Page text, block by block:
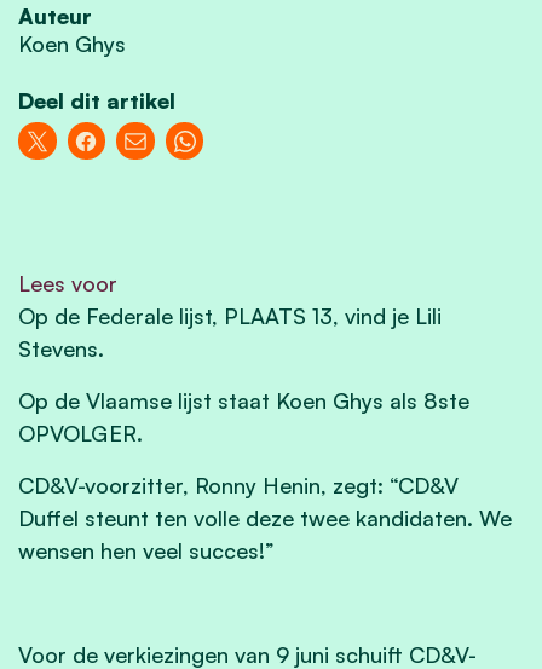
Auteur
Koen Ghys
Deel dit artikel
Lees voor
Op de Federale lijst, PLAATS 13, vind je Lili
Stevens.
Op de Vlaamse lijst staat Koen Ghys als 8ste
OPVOLGER.
CD&V-voorzitter, Ronny Henin, zegt: “CD&V
Duffel steunt ten volle deze twee kandidaten. We
wensen hen veel succes!”
Voor de verkiezingen van 9 juni schuift CD&V-